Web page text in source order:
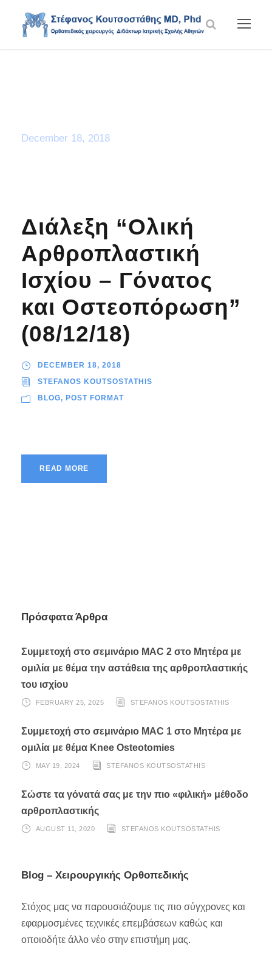
December 18, 2018
Διάλεξη “Ολική
Αρθροπλαστική
Ισχίου – Γόνατος
και Οστεοπόρωση”
(08/12/18)
DECEMBER 18, 2018
STEFANOS KOUTSOSTATHIS
BLOG, POST FORMAT
READ MORE
Πρόσφατα Άρθρα
Συμμετοχή στο σεμινάριο MAC 2 στο Μητέρα με
ομιλία με θέμα την αστάθεια της αρθροπλαστικής
του ισχίου
FEBRUARY 25, 2025 STEFANOS KOUTSOSTATHIS
Συμμετοχή στο σεμινάριο MAC 1 στο Μητέρα με
ομιλία με θέμα Knee Osteotomies
MAY 19, 2024 STEFANOS KOUTSOSTATHIS
Σώστε τα γόνατά σας με την πιο «φιλική» μέθοδο
αρθροπλαστικής
AUGUST 11, 2020 STEFANOS KOUTSOSTATHIS
Blog – Χειρουργικής Ορθοπεδικής
Στόχος μας να παρουσιάζουμε τις πιο σύγχρονες και
εφαρμοσμένες τεχνικές επεμβάσεων καθώς και
οποιοδήτε άλλο νέο στην επιστήμη μας.